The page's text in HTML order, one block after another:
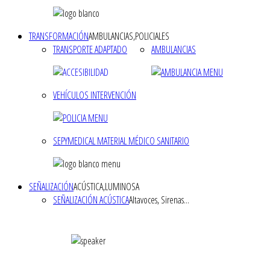
TRANSFORMACIÓNAMBULANCIAS,POLICIALES
TRANSPORTE ADAPTADO
AMBULANCIAS
VEHÍCULOS INTERVENCIÓN
SEPYMEDICAL MATERIAL MÉDICO SANITARIO
SEÑALIZACIÓNACÚSTICA,LUMINOSA
SEÑALIZACIÓN ACÚSTICAAltavoces, Sirenas...